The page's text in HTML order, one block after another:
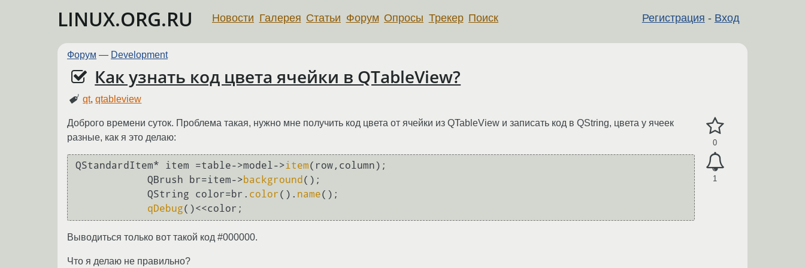
LINUX.ORG.RU Регистрация - Вход
Новости Галерея Статьи Форум Опросы Трекер Поиск
Форум — Development
Как узнать код цвета ячейки в QTableView?
qt,qtableview
0
1
Доброго времени суток. Проблема такая, нужно мне получить код цвета от ячейки из QTableView и записать код в QString, цвета у ячеек
разные, как я это делаю:
QStandardItem* item =table->model->item(row,column);
            QBrush br=item->
background ();
            QString color=br.
color(). name();
qDebug()<<color;
Выводиться только вот такой код #000000.
Что я делаю не правильно?